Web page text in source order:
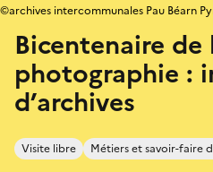
Bicentenaire de
photographie :
d’archives
Visite libre Métiers et savoir-faire
©archives intercommunales Pau Béarn